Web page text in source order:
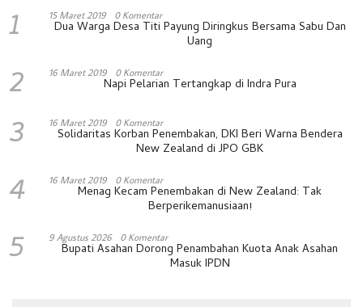
1 15 Maret 2019 0 Komentar
Dua Warga Desa Titi Payung Diringkus Bersama Sabu Dan
Uang
2 16 Maret 2019 0 Komentar
Napi Pelarian Tertangkap di Indra Pura
3 16 Maret 2019 0 Komentar
Solidaritas Korban Penembakan, DKI Beri Warna Bendera
New Zealand di JPO GBK
4 16 Maret 2019 0 Komentar
Menag Kecam Penembakan di New Zealand: Tak
Berperikemanusiaan!
5 9 Agustus 2026 0 Komentar
Bupati Asahan Dorong Penambahan Kuota Anak Asahan
Masuk IPDN